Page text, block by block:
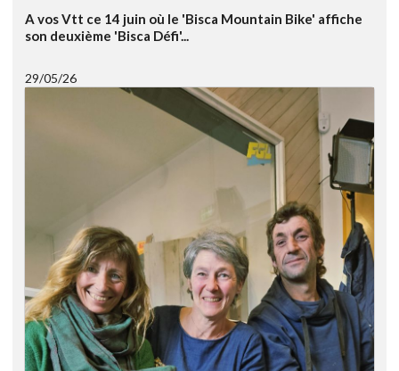
A vos Vtt ce 14 juin où le 'Bisca Mountain Bike' affiche
son deuxième 'Bisca Défi'...
29/05/26